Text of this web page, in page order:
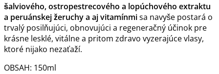
šalviového, ostropestrecového a lopúchového extraktu
a peruánskej žeruchy a aj vitamínmisa navyše postará o
trvalý posilňujúci, obnovujúci a regeneračný účinok pre
krásne lesklé, vitálne a pritom zdravo vyzerajúce vlasy,
ktoré nijako nezaťaží.
OBSAH: 150ml